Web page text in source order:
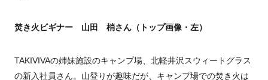
焚き火ビギナー 山田 梢さん（トップ画像・左）
TAKIVIVAの姉妹施設のキャンプ場、北軽井沢スウィートグラス
の新入社員さん。山登りが趣味だが、キャンプ場での焚き火は